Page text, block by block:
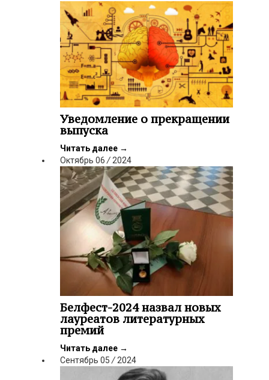
Уведомление о прекращении
выпуска
Читать далее →
Октябрь 06 / 2024
Белфест-2024 назвал новых
лауреатов литературных
премий
Читать далее →
Сентябрь 05 / 2024